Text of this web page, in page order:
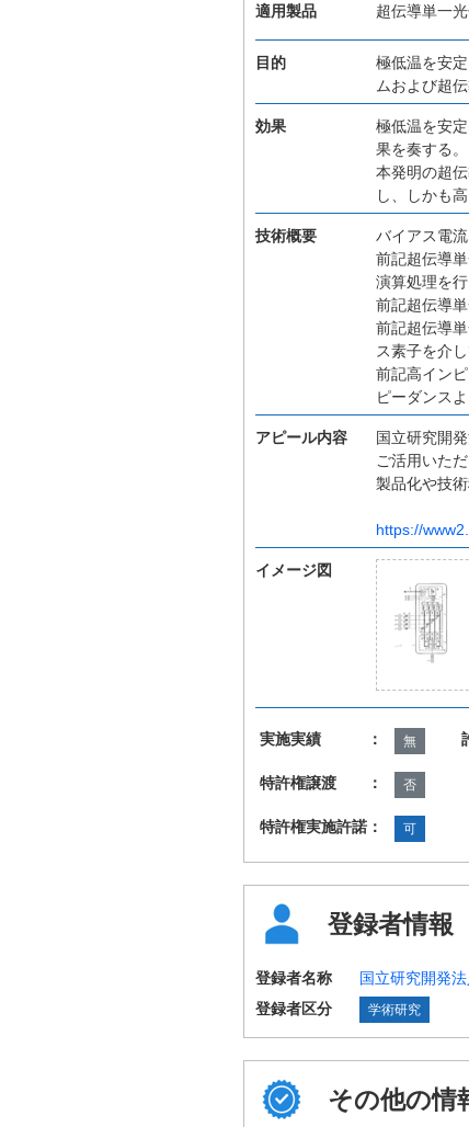
適用製品 超伝導単一
目的
極低温を安
ムおよび超
効果
極低温を安
果を奏する。
本発明の超
し、しかも
技術概要
バイアス電
前記超伝導
演算処理を
前記超伝導
前記超伝導
ス素子を介
前記高イン
ピーダンス
アピール内容
国立研究開
ご活用いた
製品化や技
https://
イメージ図
実施実績 ： 無
特許権譲渡 ： 否
特許権実施許諾： 可
登録者情報
登録者名称
国立研究開発
登録者区分
学術研究
その他の情